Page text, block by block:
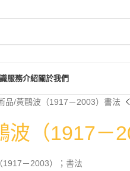
服務介紹關於我們
品 黃鷗波（1917－2003）書法
波（1917－
1917－2003）；書法